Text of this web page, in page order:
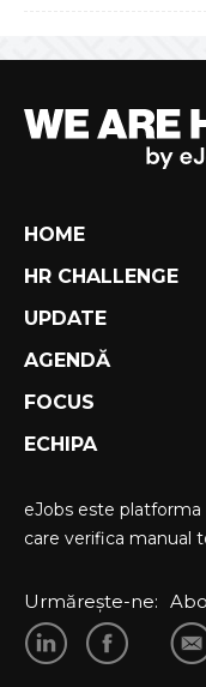
HOME
HR CHALLENGE
UPDATE
AGENDĂ
FOCUS
ECHIPA
eJobs este
care verifica manual
Urmărește-ne: